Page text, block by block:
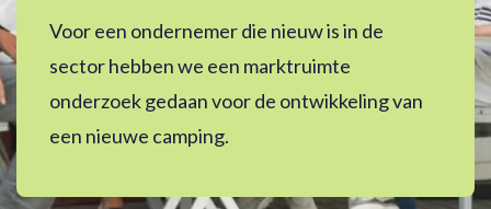
Voor een ondernemer die nieuw is in de
sector hebben we een marktruimte
onderzoek gedaan voor de ontwikkeling van
een nieuwe camping.